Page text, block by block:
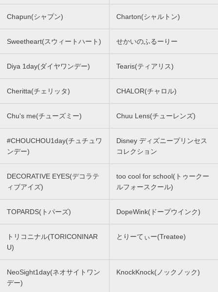
Chapun(シャプン) Charton(シャルトン)
Sweetheart(スウィートハート) せかいのふるーりー
Diya 1day(ダイヤワンデー) Tearis(ティアリス)
Cheritta(チェリッタ) CHALOR(チャロル)
Chu's me(チューズミー) Chuu Lens(チューレンズ)
#CHOUCHOU1day(チュチュワ
ンデー)
Disney ディズニープリンセス
コレクション
DECORATIVE EYES(デコラテ
ィブアイズ)
too cool for school(トゥークー
ルフォースクール)
TOPARDS(トパーズ) DopeWink(ドープウインク)
トリコニナル(TORICONINAR
U)
とりーてぃー(Treatee)
NeoSight1day(ネオサイトワン
デー)
KnockKnock(ノックノック)